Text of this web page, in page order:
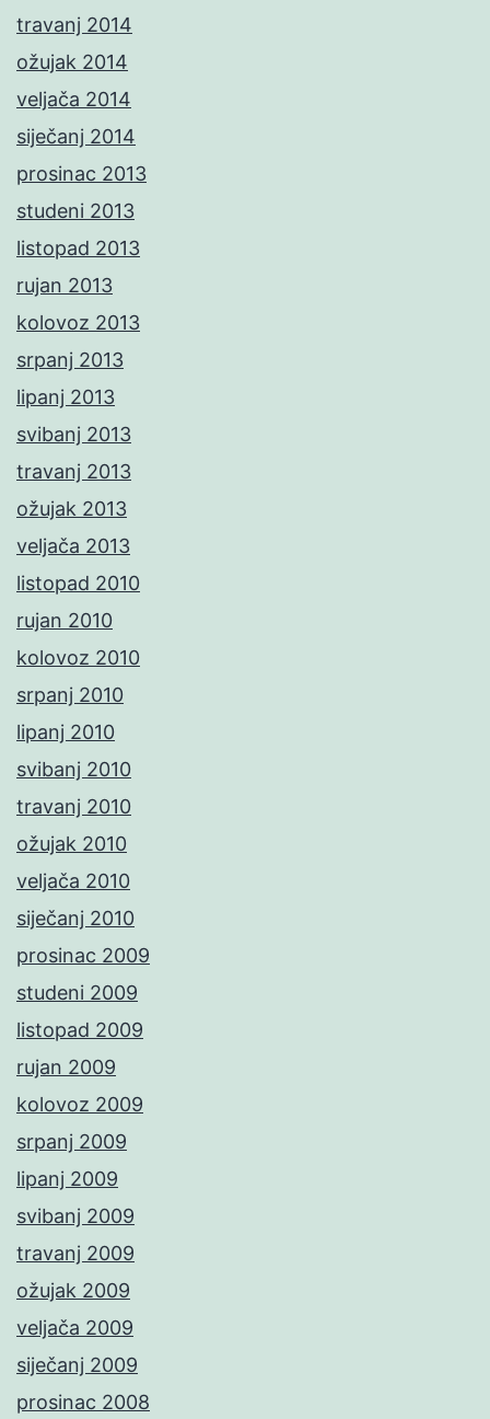
travanj 2014
ožujak 2014
veljača 2014
siječanj 2014
prosinac 2013
studeni 2013
listopad 2013
rujan 2013
kolovoz 2013
srpanj 2013
lipanj 2013
svibanj 2013
travanj 2013
ožujak 2013
veljača 2013
listopad 2010
rujan 2010
kolovoz 2010
srpanj 2010
lipanj 2010
svibanj 2010
travanj 2010
ožujak 2010
veljača 2010
siječanj 2010
prosinac 2009
studeni 2009
listopad 2009
rujan 2009
kolovoz 2009
srpanj 2009
lipanj 2009
svibanj 2009
travanj 2009
ožujak 2009
veljača 2009
siječanj 2009
prosinac 2008